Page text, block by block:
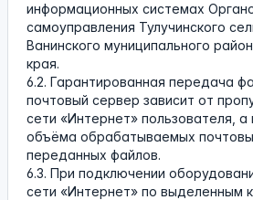
информационных системах
самоуправления Тулучинского
Ванинского муниципального
края.
6.2. Гарантированная передача
почтовый сервер зависит от
сети «Интернет» пользователя, а
объёма обрабатываемых
переданных файлов.
6.3. При подключении
сети «Интернет» по выделенным